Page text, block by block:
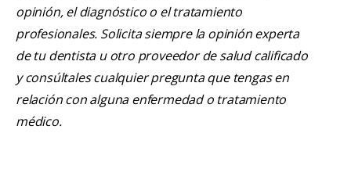
opinión, el diagnóstico o el tratamiento
profesionales. Solicita siempre la opinión experta
de tu dentista u otro proveedor de salud calificado
y consúltales cualquier pregunta que tengas en
relación con alguna enfermedad o tratamiento
médico.